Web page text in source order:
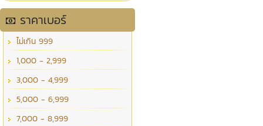
ราคาเบอร์
ไม่เกิน 999
1,000 - 2,999
3,000 - 4,999
5,000 - 6,999
7,000 - 8,999